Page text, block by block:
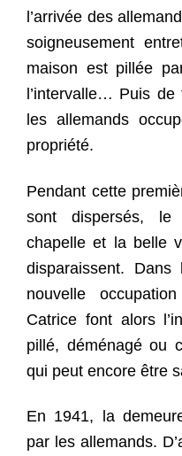
l’arrivée des
soigneusement
maison est pillée
l’intervalle… Puis
les allemands
propriété.
Pendant cette
sont dispersés,
chapelle et la belle
disparaissent. Dans
nouvelle
Catrice font alors
pillé, déménagé ou
qui peut encore être
En 1941, la
par les allemands.